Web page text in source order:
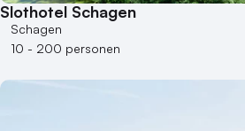
Theater
Varende locatie
Slothotel Schagen
Schagen
10 - 200 personen